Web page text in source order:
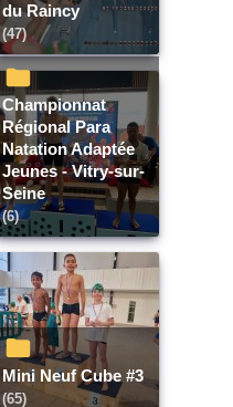
du Raincy
(47)
Championnat
Régional Para
Natation Adaptée
Jeunes - Vitry-sur-
Seine
(6)
Mini Neuf Cube #3
(65)